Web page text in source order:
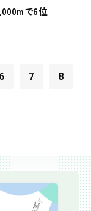
で6位
6 7 8